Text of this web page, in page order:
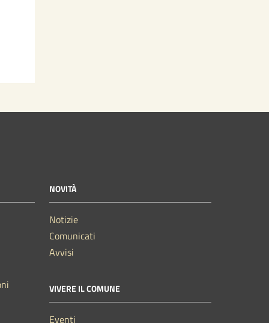
NOVITÀ
Notizie
Comunicati
Avvisi
VIVERE IL COMUNE
Eventi